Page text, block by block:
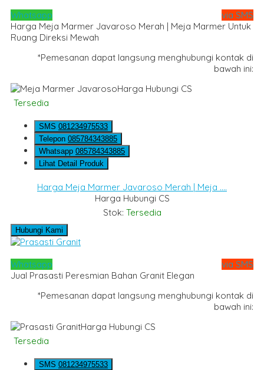
Whatsapp
via SMS
Harga Meja Marmer Javaroso Merah | Meja Marmer Untuk
Ruang Direksi Mewah
*Pemesanan dapat langsung menghubungi kontak di
bawah ini:
Harga Hubungi CS
Tersedia
SMS 081234975533
Telepon 085784343885
Whatsapp 085784343885
Lihat Detail Produk
Harga Meja Marmer Javaroso Merah | Meja ....
Harga Hubungi CS
Stok: Tersedia
Hubungi Kami
Whatsapp
via SMS
Jual Prasasti Peresmian Bahan Granit Elegan
*Pemesanan dapat langsung menghubungi kontak di
bawah ini:
Harga Hubungi CS
Tersedia
SMS 081234975533